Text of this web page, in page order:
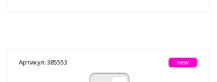
Артикул: 385553 new